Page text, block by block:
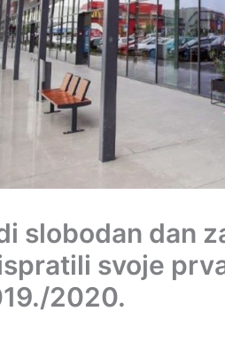
slobodan dan
svoje
2020.